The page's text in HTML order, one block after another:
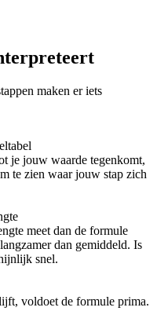
maken er iets
je jouw waarde tegenkomt,
te zien waar jouw stap zich
meet dan de formule
dan gemiddeld. Is
snel.
voldoet de formule prima.